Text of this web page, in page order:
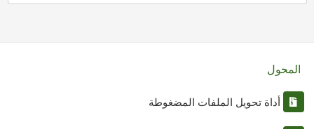
المحول
أداة تحويل الملفات المضغوطة